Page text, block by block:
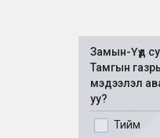
Замын-Үүд
Тамгын
мэдээлэл
уу?
Тийм